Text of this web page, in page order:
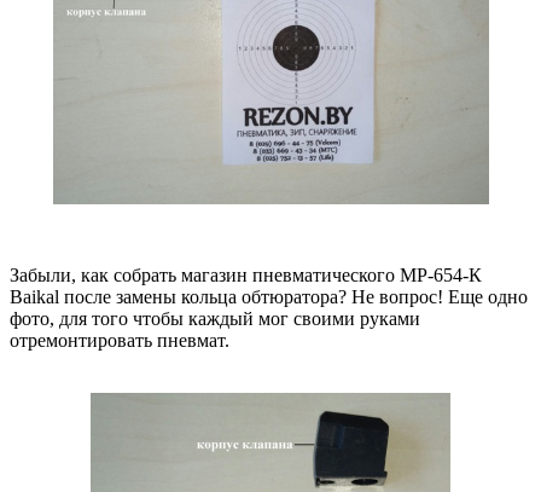
Забыли, как собрать магазин пневматического МР-654-К
Baikal после замены кольца обтюратора? Не вопрос! Еще одно
фото, для того чтобы каждый мог своими руками
отремонтировать пневмат.